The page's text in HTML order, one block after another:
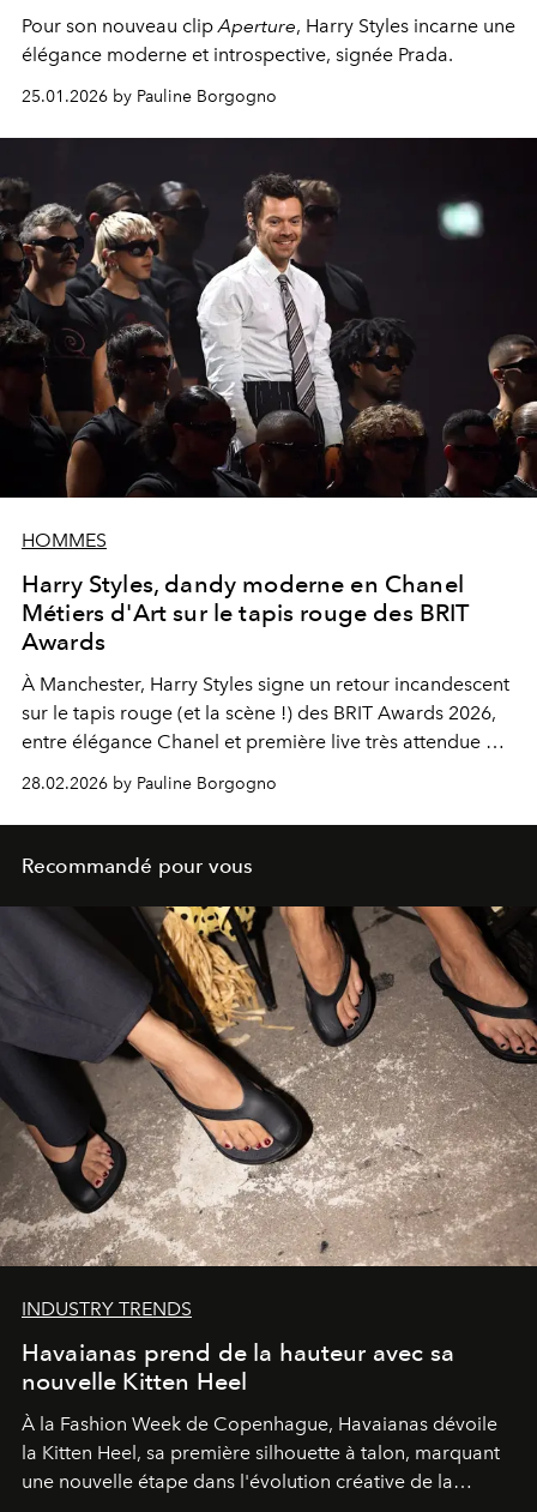
Pour son nouveau clipAperture, Harry Styles incarne une
élégance moderne et introspective, signée Prada.
25.01.2026 by Pauline Borgogno
HOMMES
Harry Styles, dandy moderne en Chanel
Métiers d'Art sur le tapis rouge des BRIT
Awards
À Manchester, Harry Styles signe un retour incandescent
sur le tapis rouge (et la scène !) des BRIT Awards 2026,
entre élégance Chanel et première live très attendue de
son nouveau single
28.02.2026 by Pauline Borgogno
Recommandé pour vous
INDUSTRY TRENDS
Havaianas prend de la hauteur avec sa
nouvelle Kitten Heel
À la Fashion Week de Copenhague, Havaianas dévoile
la Kitten Heel, sa première silhouette à talon, marquant
une nouvelle étape dans l'évolution créative de la